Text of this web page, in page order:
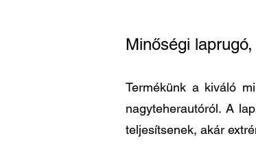
Minőségi
Termékünk a kiváló
nagyteherautóról. A
teljesítsenek, akár